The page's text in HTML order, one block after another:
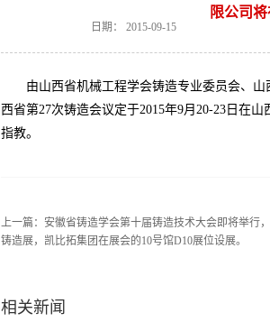
限公司将
日期： 2015-09-15
由山西省机械工程学会铸造专业委员会、
西省第27次铸造会议定于2015年9月 20-23 日在山
指教。
上一篇： 安徽省铸造学会第十届铸造技术大会即将举行
铸造展，凯比拓集团在展会的10号馆D10展位设展。
相关新闻